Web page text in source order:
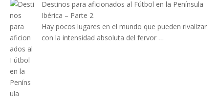
Destinos para aficionados al Fútbol en la Península
Ibérica – Parte 2
Hay pocos lugares en el mundo que pueden rivalizar
con la intensidad absoluta del fervor …